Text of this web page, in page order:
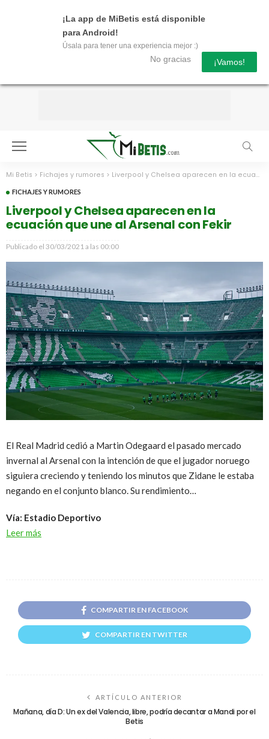
¡La app de MiBetis está disponible
para Android!
Úsala para tener una experiencia mejor :)
No gracias ¡Vamos!
Mi Betis > Fichajes y rumores > Liverpool y Chelsea aparecen en la ecuación que une al Arsenal con Fekir
FICHAJES Y RUMORES
Liverpool y Chelsea aparecen en la
ecuación que une al Arsenal con Fekir
Publicado el 30/03/2021 a las 00:00
El Real Madrid cedió a Martin Odegaard el pasado mercado
invernal al Arsenal con la intención de que el jugador noruego
siguiera creciendo y teniendo los minutos que Zidane le estaba
negando en el conjunto blanco. Su rendimiento…
Vía: Estadio Deportivo
Leer más
COMPARTIR EN FACEBOOK
COMPARTIR EN TWITTER
ARTÍCULO ANTERIOR
Mañana, día D: Un ex del Valencia, libre, podría decantar a Mandi por el
Betis